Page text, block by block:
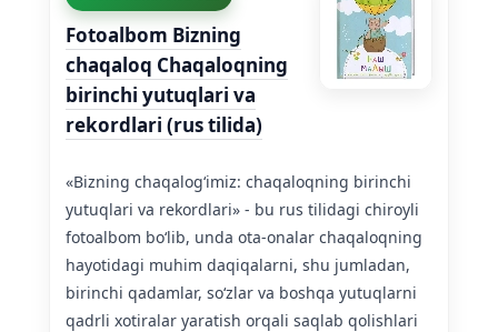
Fotoalbom Bizning
chaqaloq Chaqaloqning
birinchi yutuqlari va
rekordlari (rus tilida)
«Bizning chaqalogʻimiz: chaqaloqning birinchi
yutuqlari va rekordlari» - bu rus tilidagi chiroyli
fotoalbom boʻlib, unda ota-onalar chaqaloqning
hayotidagi muhim daqiqalarni, shu jumladan,
birinchi qadamlar, soʻzlar va boshqa yutuqlarni
qadrli xotiralar yaratish orqali saqlab qolishlari